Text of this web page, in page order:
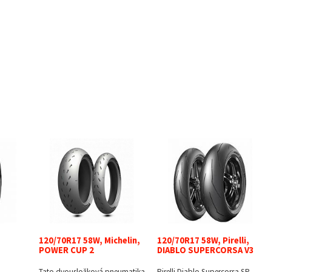
120/70R17 58W, Michelin,
POWER CUP 2
120/70R17 58W, Pirelli,
DIABLO SUPERCORSA V3